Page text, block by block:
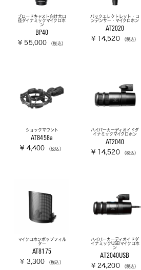
ブロードキャスト向け大口
径ダイナミックマイクロホ
ン
BP40
¥ 55,000 （税込）
バックエレクトレット・コ
ンデンサー・マイクロホン
AT2020
¥ 14,520 （税込）
ショックマウント
AT8458a
¥ 4,400 （税込）
ハイパーカーディオイドダ
イナミックマイクロホン
AT2040
¥ 14,520 （税込）
マイクロホンポップフィル
ター
AT8175
¥ 3,300 （税込）
ハイパーカーディオイドダ
イナミックUSBマイクロホ
ン
AT2040USB
¥ 24,200 （税込）